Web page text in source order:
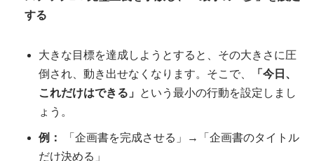
する
大きな目標を達成しようとすると、その大きさに圧
倒され、動き出せなくなります。そこで、
「今日、
これだけはできる」 という最小の行動を設定しまし
ょう。
例：
「企画書を完成させる」→「企画書のタイトル
だけ決める」